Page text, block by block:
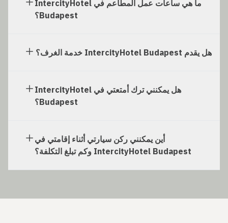
ما هي ساعات عمل المطاعم في IntercityHotel
Budapest؟
هل يقدم IntercityHotel Budapest خدمة الغرف؟
هل يمكنني ترك أمتعتي في IntercityHotel
Budapest؟
أين يمكنني ركن سيارتي أثناء إقامتي في
IntercityHotel Budapest وكم تبلغ التكلفة؟